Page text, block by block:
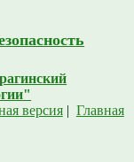
версия| Главная